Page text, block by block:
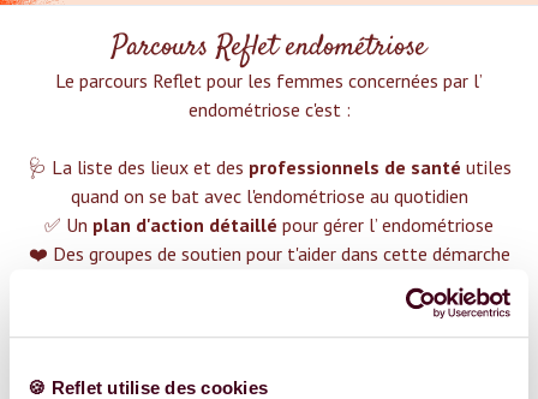
🍪 Reflet utilise des cookies
Parcours Reflet endométriose
Le parcours Reflet pour les femmes concernées par l’
endométriose c'est :‍
🩺 La liste des lieux et des professionnels de santé utiles
quand on se bat avec l'endométriose au quotidien
✅ Un plan d'action détaillé pour gérer l’ endométriose
❤️ Des groupes de soutien pour t'aider dans cette démarche
😉 Du contenu avec tout ce que tu dois savoir sur l’